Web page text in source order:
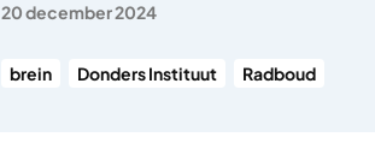
20 december 2024
brein Donders Instituut Radboud